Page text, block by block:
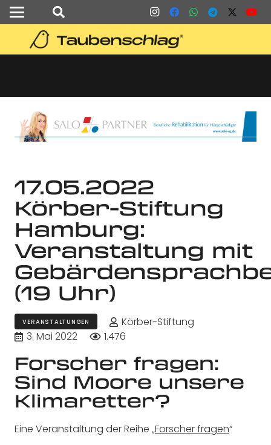
17.05.2022
Körber-Stiftung
Hamburg:
Veranstaltung mit
(19 Uhr)
VERANSTALTUNGEN
Körber-Stiftung
3. Mai 2022
1.476
Forscher fragen:
Sind Moore unsere
Klimaretter?
Eine Veranstaltung der Reihe „Forscher fragen“